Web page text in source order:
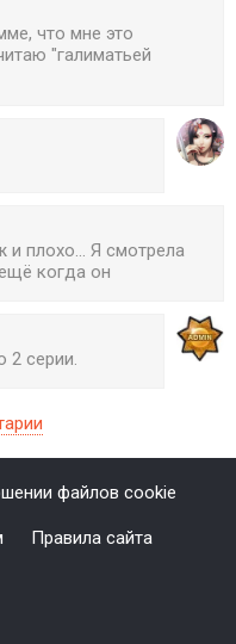
что мне это
"галиматьей
и плохо... Я смотрела
когда он
2 серии.
файлов cookie
Правила сайта